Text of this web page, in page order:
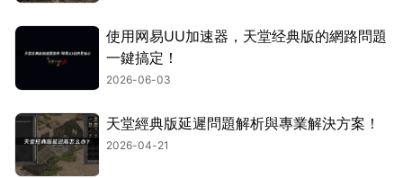
使用网易UU加速器，天堂经典版的網路問題
一鍵搞定！
2026-06-03
天堂經典版延遲問題解析與專業解決方案！
2026-04-21